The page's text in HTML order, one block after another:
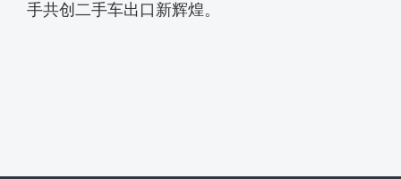
手共创二手车出口新辉煌。